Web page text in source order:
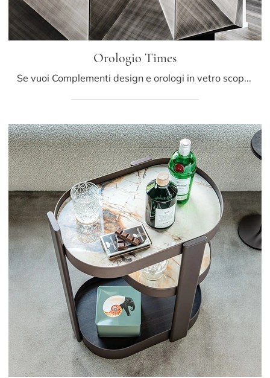
Orologio Times
Se vuoi Complementi design e orologi in vetro scopri di più sul modello Orologio Times del marchio Cattelan Italia.